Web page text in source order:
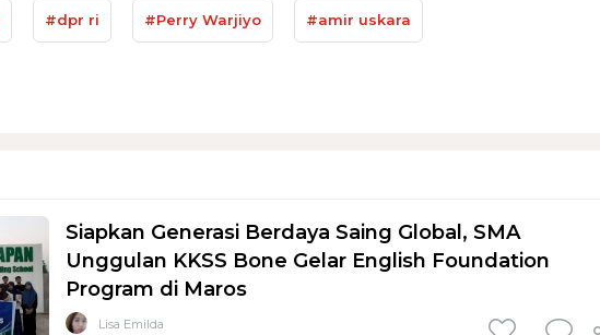
#dpr ri #Perry Warjiyo #amir uskara
Siapkan Generasi Berdaya Saing Global, SMA
Unggulan KKSS Bone Gelar English Foundation
Program di Maros
Lisa Emilda